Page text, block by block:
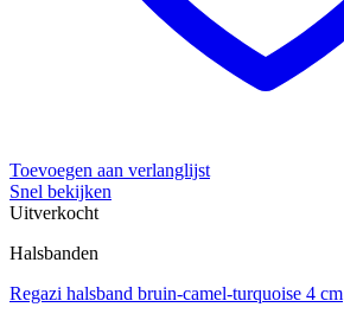
Toevoegen aan verlanglijst
Snel bekijken
Uitverkocht
Halsbanden
Regazi halsband bruin-camel-turquoise 4 cm